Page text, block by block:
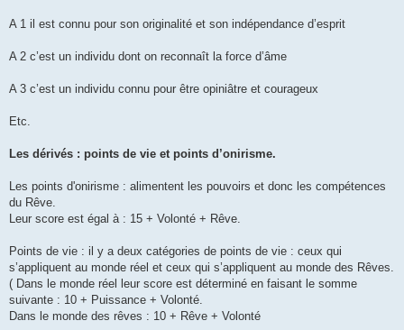
A 1 il est connu pour son originalité et son indépendance d’esprit
A 2 c’est un individu dont on reconnaît la force d’âme
A 3 c’est un individu connu pour être opiniâtre et courageux
Etc.
Les dérivés : points de vie et points d’onirisme.
Les points d'onirisme : alimentent les pouvoirs et donc les compétences
du Rêve.
Leur score est égal à : 15 + Volonté + Rêve.
Points de vie : il y a deux catégories de points de vie : ceux qui
s’appliquent au monde réel et ceux qui s’appliquent au monde des Rêves.
( Dans le monde réel leur score est déterminé en faisant le somme
suivante : 10 + Puissance + Volonté.
Dans le monde des rêves : 10 + Rêve + Volonté